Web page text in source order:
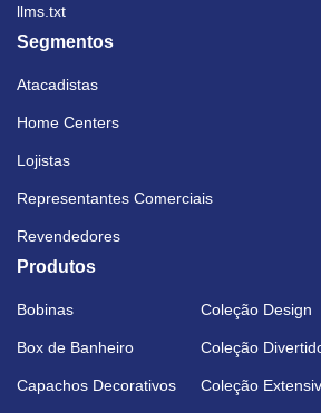
llms.txt
Segmentos
Atacadistas
Home Centers
Lojistas
Representantes Comerciais
Revendedores
Produtos
Bobinas
Box de Banheiro
Capachos Decorativos
Coleção Design
Coleção
Coleção